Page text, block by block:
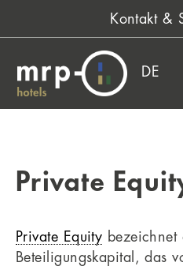
Kontakt &
DE
Private
Private Equity bezeichnet
Beteiligungskapital, das